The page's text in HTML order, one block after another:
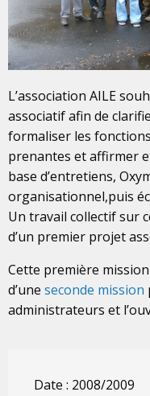
L’association AILE
associatif afin de
formaliser les
prenantes et affirmer
base d’entretiens,
organisationnel,puis
Un travail collectif sur
d’un premier projet
Cette première mission
d’une seconde mission
administrateurs et
Date : 2008/2009